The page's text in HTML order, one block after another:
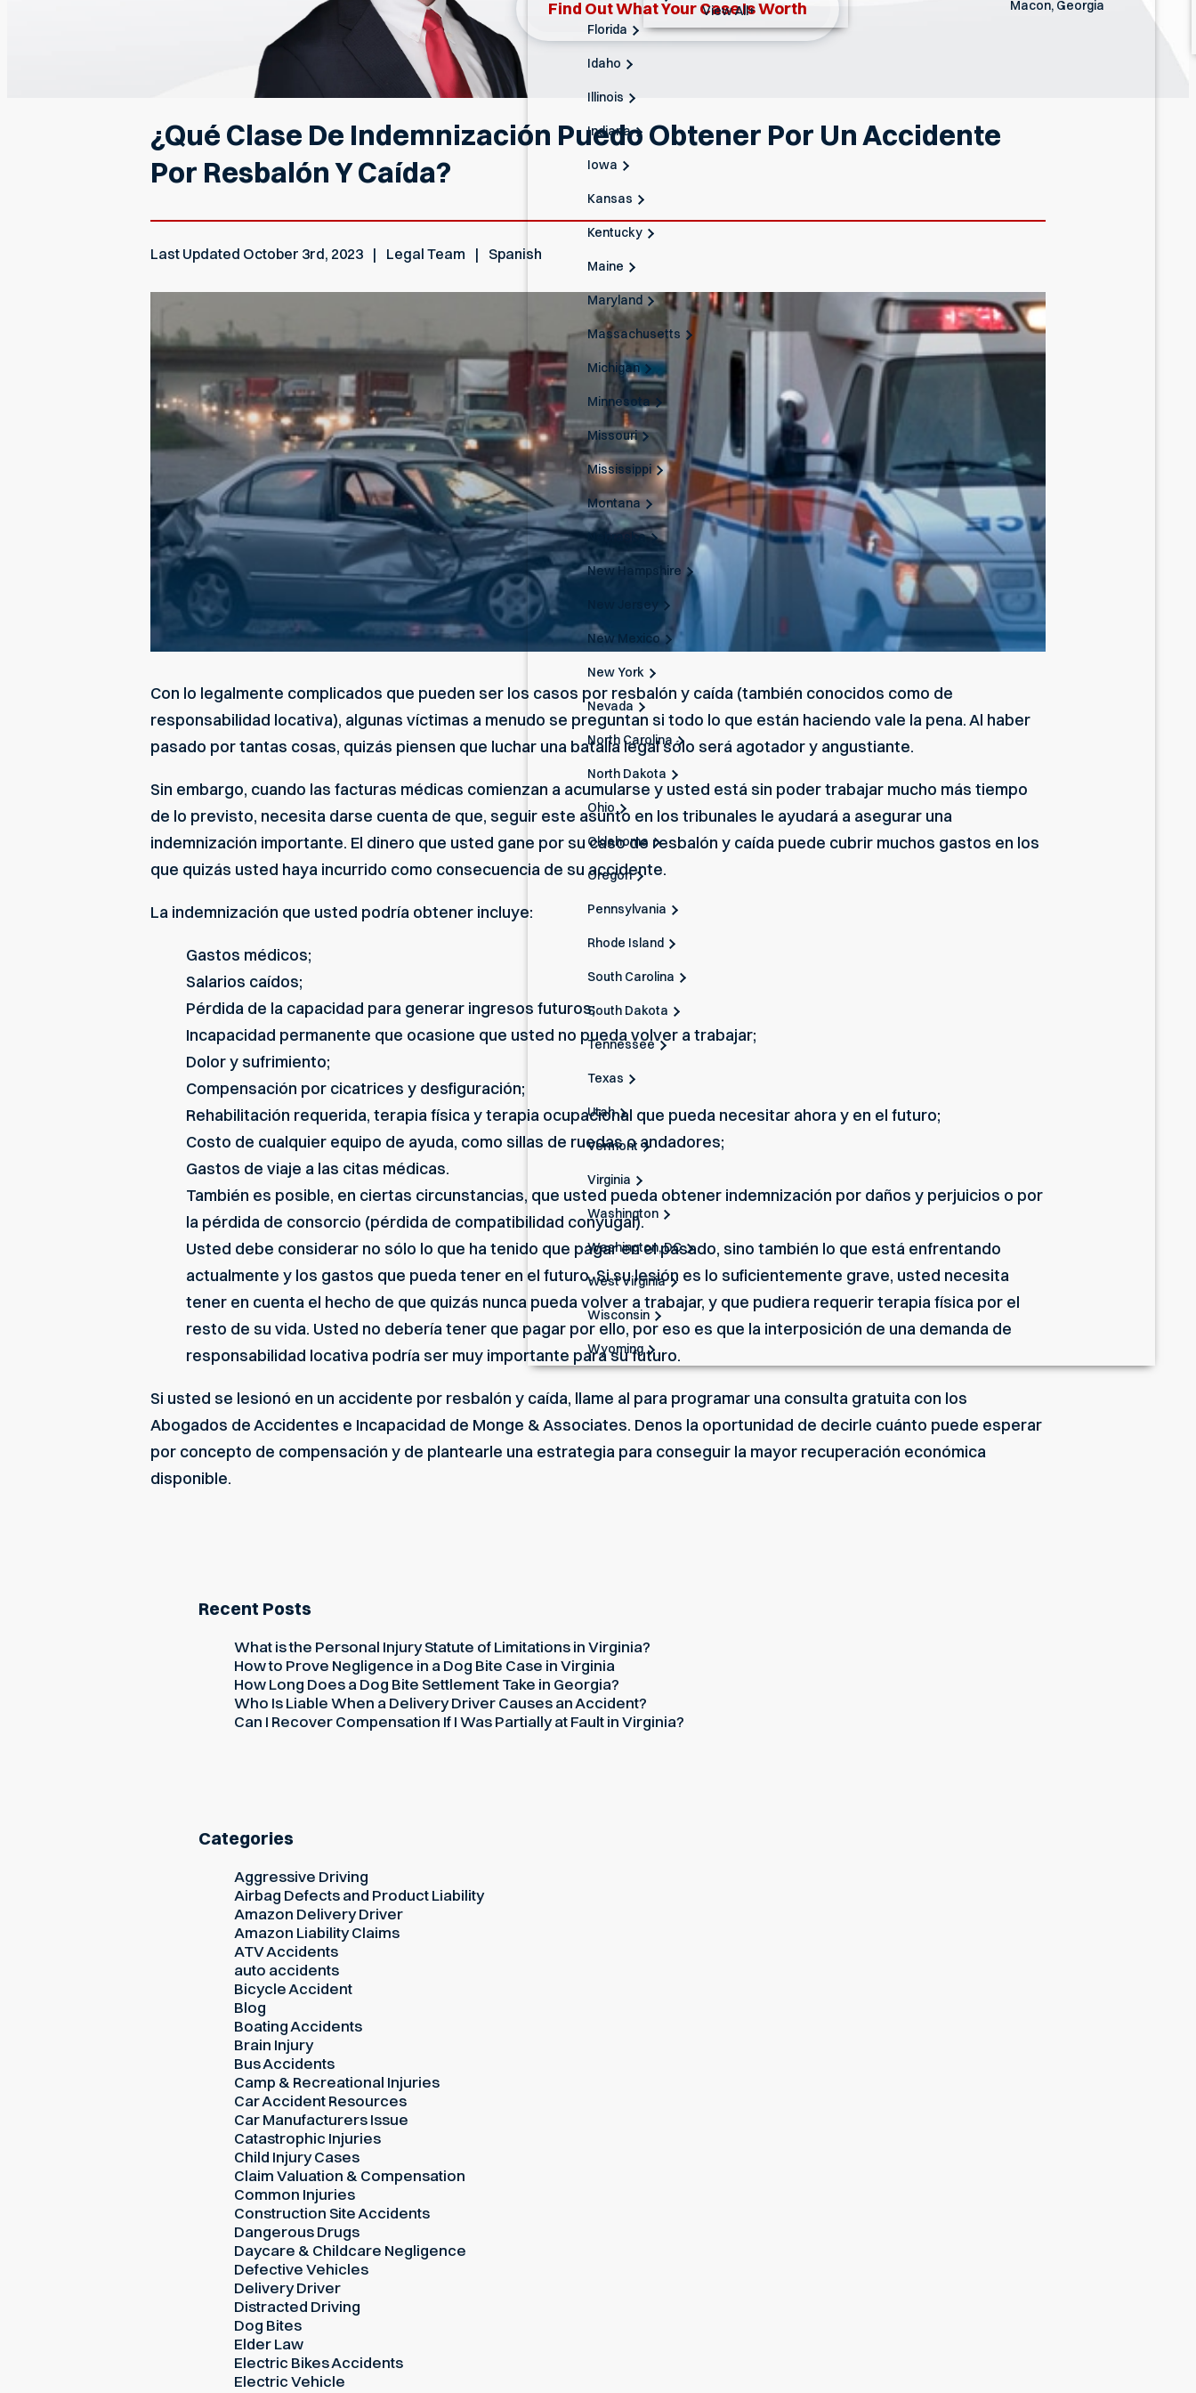
View All+ Macon, Georgia
Florida
Idaho
Illinois
Indiana
Iowa
Kansas
Kentucky
Maine
Maryland
Massachusetts
Michigan
Minnesota
Missouri
Mississippi
Montana
Nebraska
New Hampshire
New Jersey
New Mexico
New York
Nevada
North Carolina
North Dakota
Ohio
Oklahoma
Oregon
Pennsylvania
Rhode Island
South Carolina
South Dakota
Tennessee
Texas
Utah
Vermont
Virginia
Washington
Washington, DC
West Virginia
Wisconsin
Wyoming
Find Out What Your Case Is Worth
¿Qué Clase De Indemnización Puedo Obtener Por Un Accidente
Por Resbalón Y Caída?
Last Updated October 3rd, 2023 Legal Team Spanish
Con lo legalmente complicados que pueden ser los casos por resbalón y caída (también conocidos como de
responsabilidad locativa), algunas víctimas a menudo se preguntan si todo lo que están haciendo vale la pena. Al haber
pasado por tantas cosas, quizás piensen que luchar una batalla legal sólo será agotador y angustiante.
Sin embargo, cuando las facturas médicas comienzan a acumularse y usted está sin poder trabajar mucho más tiempo
de lo previsto, necesita darse cuenta de que, seguir este asunto en los tribunales le ayudará a asegurar una
indemnización importante. El dinero que usted gane por su caso de resbalón y caída puede cubrir muchos gastos en los
que quizás usted haya incurrido como consecuencia de su accidente.
La indemnización que usted podría obtener incluye:
Gastos médicos;
Salarios caídos;
Pérdida de la capacidad para generar ingresos futuros;
Incapacidad permanente que ocasione que usted no pueda volver a trabajar;
Dolor y sufrimiento;
Compensación por cicatrices y desfiguración;
Rehabilitación requerida, terapia física y terapia ocupacional que pueda necesitar ahora y en el futuro;
Costo de cualquier equipo de ayuda, como sillas de ruedas o andadores;
Gastos de viaje a las citas médicas.
También es posible, en ciertas circunstancias, que usted pueda obtener indemnización por daños y perjuicios o por
la pérdida de consorcio (pérdida de compatibilidad conyugal).
Usted debe considerar no sólo lo que ha tenido que pagar en el pasado, sino también lo que está enfrentando
actualmente y los gastos que pueda tener en el futuro. Si su lesión es lo suficientemente grave, usted necesita
tener en cuenta el hecho de que quizás nunca pueda volver a trabajar, y que pudiera requerir terapia física por el
resto de su vida. Usted no debería tener que pagar por ello, por eso es que la interposición de una demanda de
responsabilidad locativa podría ser muy importante para su futuro.
Si usted se lesionó en un accidente por resbalón y caída, llame al para programar una consulta gratuita con los
Abogados de Accidentes e Incapacidad de Monge & Associates. Denos la oportunidad de decirle cuánto puede esperar
por concepto de compensación y de plantearle una estrategia para conseguir la mayor recuperación económica
disponible.
Recent Posts
What is the Personal Injury Statute of Limitations in Virginia?
How to Prove Negligence in a Dog Bite Case in Virginia
How Long Does a Dog Bite Settlement Take in Georgia?
Who Is Liable When a Delivery Driver Causes an Accident?
Can I Recover Compensation If I Was Partially at Fault in Virginia?
Categories
Aggressive Driving
Airbag Defects and Product Liability
Amazon Delivery Driver
Amazon Liability Claims
ATV Accidents
auto accidents
Bicycle Accident
Blog
Boating Accidents
Brain Injury
Bus Accidents
Camp & Recreational Injuries
Car Accident Resources
Car Manufacturers Issue
Catastrophic Injuries
Child Injury Cases
Claim Valuation & Compensation
Common Injuries
Construction Site Accidents
Dangerous Drugs
Daycare & Childcare Negligence
Defective Vehicles
Delivery Driver
Distracted Driving
Dog Bites
Elder Law
Electric Bikes Accidents
Electric Vehicle